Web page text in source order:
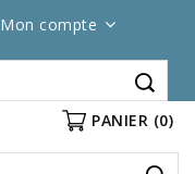
Mon compte
PANIER (0)